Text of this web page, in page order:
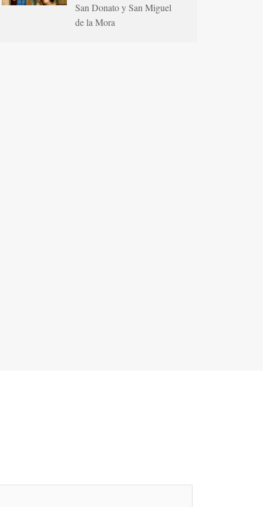
San Donato y San Miguel
de la Mora